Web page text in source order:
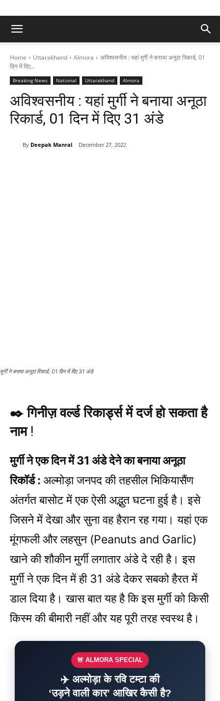
Home Uttarakhand Almora
अविश्वसनीय : यहां मुर्गी ने बनाया अनूठा रिकार्ड, 01
दिन में दिए...
Breaking News National Uttarakhand Almora
अविश्वसनीय : यहां मुर्गी ने बनाया अनूठा
रिकार्ड, 01 दिन में दिए 31 अंडे
By Deepak Manral December 27, 2022
मुर्गी ने बनाया अनूठा रिकार्ड, 01 दिन में दिए 31 अंडे
✒️ गिनीज़ व‌र्ल्ड रिकार्ड्स में दर्ज हो सकता है
नाम!
मुर्गी ने एक दिन में 31 अंडे देने का बनाया अनूठा
रिकॉर्ड : अल्मोड़ा जनपद की तहसील भिकियासैंण
अंतर्गत बासोट में एक ऐसी अद्भुत घटना हुई है। इसे
जिसने में देखा और सुना वह हैरान रह गया। यहां एक
मूंगफली और लहसुन (Peanuts and Garlic)
खाने की शौकीन मुर्गी लगातार अंडे दे रही है। इस
मुर्गी ने एक दिन में ही 31 अंडे देकर सबको हैरत में
डाल दिया है। खास बात यह है कि इस मुर्गी को किसी
किस्म की बीमारी नहीं और यह पूरी तरह स्वस्थ है।
🚨 ALMORA SPECIAL
✈️ अल्मोड़ा के रवि टम्टा की
‘उड़ने वाली कार’ आखिर कैसी है?